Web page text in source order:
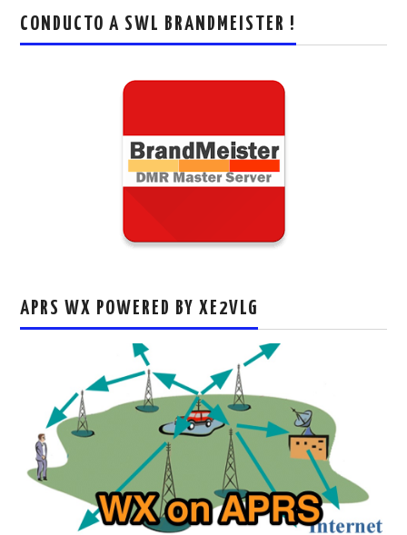
CONDUCTO A SWL BRANDMEISTER !
APRS WX POWERED BY XE2VLG